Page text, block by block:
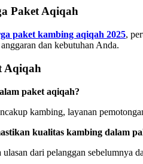
Paket Aqiqah
paket kambing aqiqah 2025,
dan kebutuhan Anda.
Aqiqah
paket aqiqah?
kambing, layanan
kualitas kambing dalam
ulasan dari pelanggan